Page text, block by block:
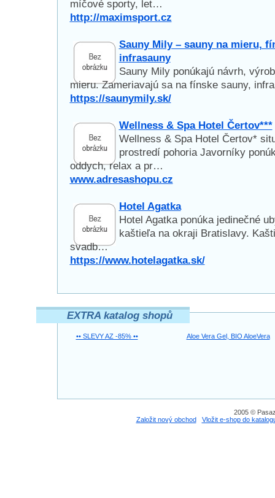
míčové sporty, let…
http://maximsport.cz
Sauny Mily – sauny na mieru,
infrasauny
Sauny Mily ponúkajú návrh,
mieru. Zameriavajú sa na fínske sauny,
https://saunymily.sk/
Wellness & Spa Hotel Čertov***
Wellness & Spa Hotel Čertov*
prostredí pohoria Javorníky
oddych, relax a pr…
www.adresashopu.cz
Hotel Agatka
Hotel Agatka ponúka jedinečné
kaštieľa na okraji Bratislavy.
svadb…
https://www.hotelagatka.sk/
EXTRA katalog shopů
•• SLEVY AZ -85% •• Aloe Vera Gel, BIO AloeVera
2005 ©
Založit nový obchod
Vložit e-shop do